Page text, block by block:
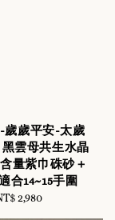
歲歲平安-太歲
雲母共生水晶
量紫巾硃砂＋
合14~15手圍
Regular
2,980